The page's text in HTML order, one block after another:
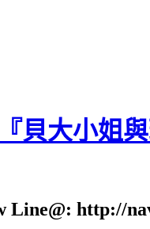
貝大小姐
Line@: http://